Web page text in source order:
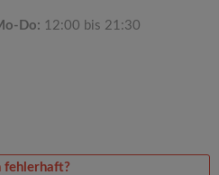
Do: 12:00 bis 21:30
fehlerhaft?